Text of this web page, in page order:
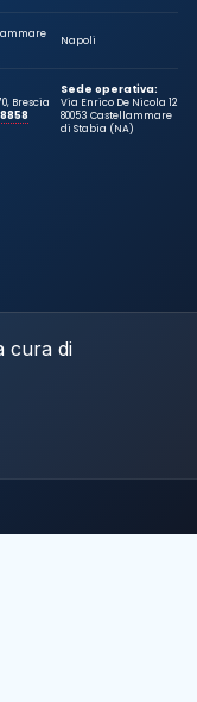
Napoli
Brescia
Sede operativa:
Via Enrico De Nicola 12
80053 Castellammare
di Stabia (NA)
cura di